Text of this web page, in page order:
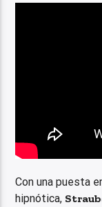
Con una puesta
hipnótica,